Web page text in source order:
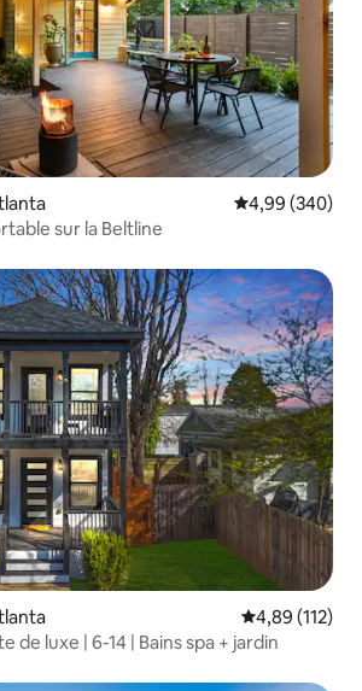
Évaluation
4,99 (340)
sur la Beltline
Évaluation
4,89 (112)
de luxe | 6-14 | Bains spa + jardin